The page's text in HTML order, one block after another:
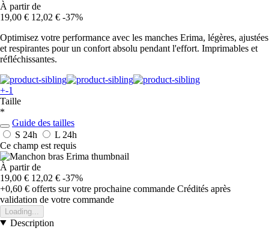
À partir de
19,00 € 12,02 € -37%
Optimisez votre performance avec les manches Erima, légères, ajustées
et respirantes pour un confort absolu pendant l'effort. Imprimables et
réfléchissantes.
+-1
Taille
*
Guide des tailles
S 24h L 24h
Ce champ est requis
À partir de
19,00 € 12,02 € -37%
+0,60 € offerts sur votre prochaine commande Crédités après
validation de votre commande
Loading...
Description